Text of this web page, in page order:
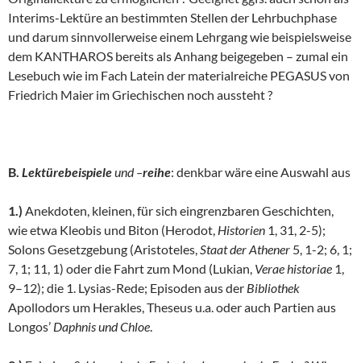
Interims-Lektüre an bestimmten Stellen der Lehrbuchphase
und darum sinnvollerweise einem Lehrgang wie beispielsweise
dem KANTHAROS bereits als Anhang beigegeben – zumal ein
Lesebuch wie im Fach Latein der materialreiche PEGASUS von
Friedrich Maier im Griechischen noch aussteht ?
B. Lektürebeispieleund –reihe: denkbar wäre eine Auswahl aus
1.) Anekdoten, kleinen, für sich eingrenzbaren Geschichten,
wie etwa Kleobis und Biton (Herodot, Historien 1, 31, 2-5);
Solons Gesetzgebung (Aristoteles,Staat der Athener 5, 1-2; 6, 1;
7, 1; 11, 1) oder die Fahrt zum Mond (Lukian, Verae historiae 1,
9–12); die 1. Lysias-Rede; Episoden aus der Bibliothek
Apollodors um Herakles, Theseus u.a. oder auch Partien aus
Longos’ Daphnis und Chloe.